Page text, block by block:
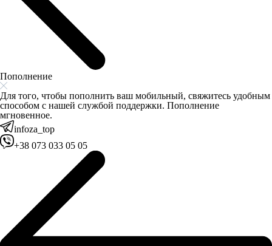
Пополнение
Для того, чтобы пополнить ваш мобильный, свяжитесь удобным
способом с нашей службой поддержки. Пополнение
мгновенное.
infoza_top
+38 073 033 05 05